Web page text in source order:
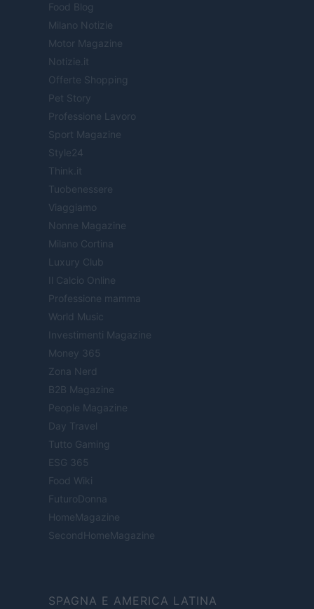
Food Blog
Milano Notizie
Motor Magazine
Notizie.it
Offerte Shopping
Pet Story
Professione Lavoro
Sport Magazine
Style24
Think.it
Tuobenessere
Viaggiamo
Nonne Magazine
Milano Cortina
Luxury Club
Il Calcio Online
Professione mamma
World Music
Investimenti Magazine
Money 365
Zona Nerd
B2B Magazine
People Magazine
Day Travel
Tutto Gaming
ESG 365
Food Wiki
FuturoDonna
HomeMagazine
SecondHomeMagazine
SPAGNA E AMERICA LATINA